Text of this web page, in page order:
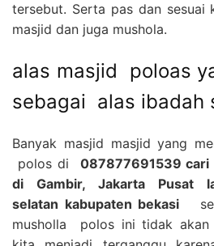
tersebut. Serta pas dan sesuai
masjid dan juga mushola.
alas masjid poloas
sebagai alas ibadah
Banyak masjid masjid yang
polos di 087877691539
di Gambir, Jakarta Pusat
selatan kabupaten bekasi
musholla polos ini tidak akan